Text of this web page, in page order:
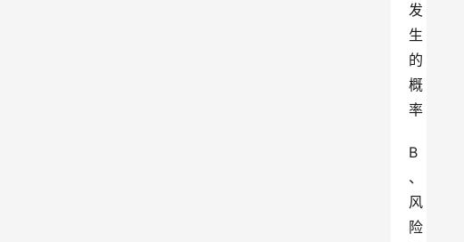
发
生
的
概
率
B
、
风
险